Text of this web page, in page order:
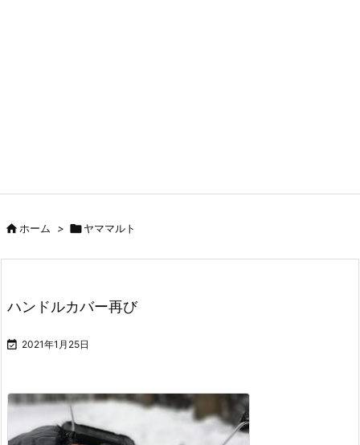
ホーム > ヤママルト
ハンドルカバー再び
 2021年1月25日